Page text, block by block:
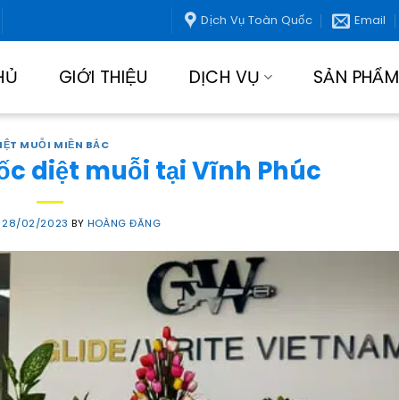
Dịch Vụ Toàn Quốc Email
GIỚI THIỆU DỊCH VỤ SẢN PHẨM
MUỖI MIỀN BẮC
diệt muỗi tại Vĩnh Phúc
28/02/2023 BY HOÀNG ĐĂNG